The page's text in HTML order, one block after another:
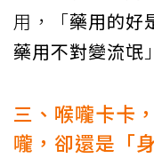
用，「藥用的好
藥用不對變流氓
三、喉嚨卡卡
嚨，卻還是「